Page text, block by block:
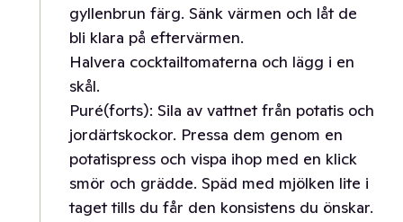
gyllenbrun färg. Sänk värmen och låt de
bli klara på eftervärmen.
Halvera cocktailtomaterna och lägg i en
skål.
Puré(forts): Sila av vattnet från potatis och
jordärtskockor. Pressa dem genom en
potatispress och vispa ihop med en klick
smör och grädde. Späd med mjölken lite i
taget tills du får den konsistens du önskar.